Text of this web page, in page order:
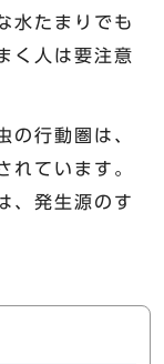
水たまりでも
く人は要注意
の行動圏は、
れています。
、発生源のす